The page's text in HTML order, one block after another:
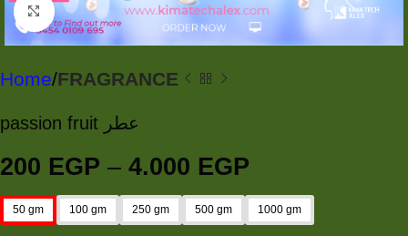
Click to enlarge
Home FRAGRANCE
passion fruit عطر
200 EGP – 4.000 EGP
50 gm 100 gm 250 gm 500 gm 1000 gm